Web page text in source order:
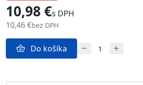
10,98 €s DPH
10,46 €bez DPH
Do košíka